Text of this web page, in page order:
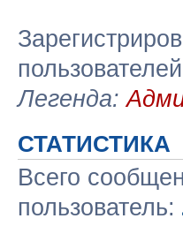
пользователей
Легенда:
СТАТИСТИКА
Всего
пользователь: